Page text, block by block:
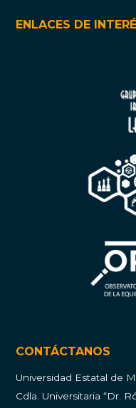
ENLACES DE
CONTÁCTANOS
Universidad Estatal de
Cdla. Universitaria “Dr.